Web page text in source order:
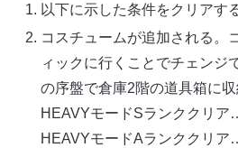
以下に示した条件をクリアす
コスチュームが追加される。
ィックに行くことでチェンジ
の序盤で倉庫2階の道具箱に
HEAVYモードSランククリ
HEAVYモードAランククリ